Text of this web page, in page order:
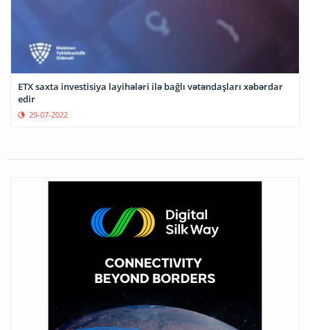
ETX saxta investisiya layihələri ilə bağlı vətəndaşları xəbərdar
edir
29-07-2022